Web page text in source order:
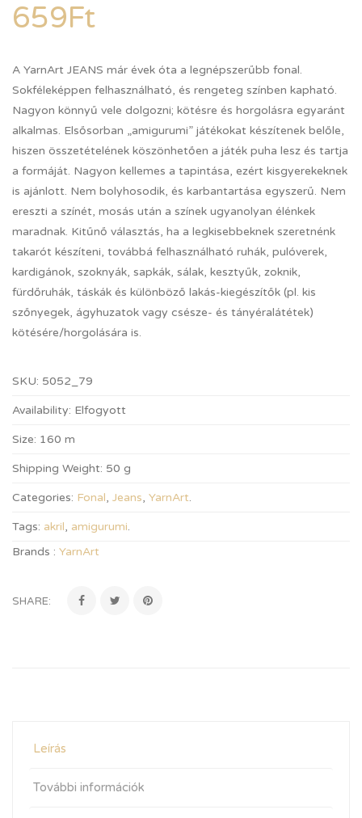
659Ft
A YarnArt JEANS már évek óta a legnépszerűbb fonal.
Sokféleképpen felhasználható, és rengeteg színben kapható.
Nagyon könnyű vele dolgozni; kötésre és horgolásra egyaránt
alkalmas. Elsősorban „amigurumi” játékokat készítenek belőle,
hiszen összetételének köszönhetően a játék puha lesz és tartja
a formáját. Nagyon kellemes a tapintása, ezért kisgyerekeknek
is ajánlott. Nem bolyhosodik, és karbantartása egyszerű. Nem
ereszti a színét, mosás után a színek ugyanolyan élénkek
maradnak. Kitűnő választás, ha a legkisebbeknek szeretnénk
takarót készíteni, továbbá felhasználható ruhák, pulóverek,
kardigánok, szoknyák, sapkák, sálak, kesztyűk, zoknik,
fürdőruhák, táskák és különböző lakás-kiegészítők (pl. kis
szőnyegek, ágyhuzatok vagy csésze- és tányéralátétek)
kötésére/horgolására is.
SKU: 5052_79
Availability: Elfogyott
Size: 160 m
Shipping Weight: 50 g
Categories: Fonal, Jeans, YarnArt.
Tags: akril, amigurumi.
Brands : YarnArt
SHARE:
Leírás
További információk